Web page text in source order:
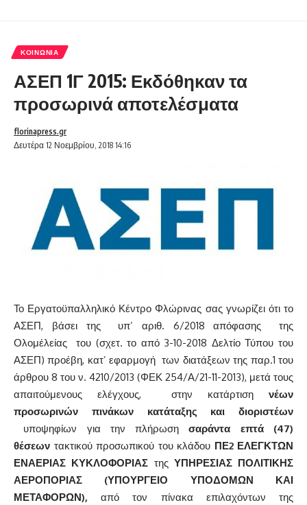
ΚΟΙΝΩΝΊΑ
ΑΣΕΠ 1Γ 2015: Εκδόθηκαν τα
προσωρινά αποτελέσματα
Δευτέρα 12 Νοεμβρίου, 2018 14:16
florinapress.gr
Το Εργατοϋπαλληλικό Κέντρο Φλώρινας σας γνωρίζει ότι το
ΑΣΕΠ, βάσει της υπ’ αριθ. 6/2018 απόφασης της
Ολομέλείας του (σχετ. το από 3-10-2018 Δελτίο Τύπου του
ΑΣΕΠ) προέβη, κατ’ εφαρμογή των διατάξεων της παρ.1 του
άρθρου 8 του ν. 4210/2013 (ΦΕΚ 254/Α/21-11-2013), μετά τους
απαιτούμενους ελέγχους, στην κατάρτιση νέων
προσωρινών πινάκων κατάταξης και διοριστέων
υποψηφίων για την πλήρωσησαράντα επτά
(47)
θέσεων τακτικού προσωπικού του κλάδου ΠΕ2 ΕΛΕΓΚΤΩΝ
ΕΝΑΕΡΙΑΣ ΚΥΚΛΟΦΟΡΙΑΣ της ΥΠΗΡΕΣΙΑΣ ΠΟΛΙΤΙΚΗΣ
ΑΕΡΟΠΟΡΙΑΣ (ΥΠΟΥΡΓΕΙΟ ΥΠΟΔΟΜΩΝ ΚΑΙ
ΜΕΤΑΦΟΡΩΝ), από τον πίνακα επιλαχόντων της